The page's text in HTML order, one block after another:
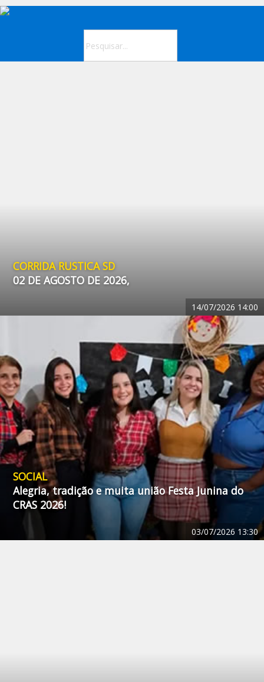
CORRIDA RUSTICA SD
02 DE AGOSTO DE 2026,
14/07/2026 14:00
SOCIAL
Alegria, tradição e muita união Festa Junina do
CRAS 2026!
03/07/2026 13:30